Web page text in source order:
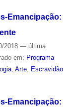
Emancipação:
2018 — última
em: Programa
, Arte, Escravidão
Emancipação: